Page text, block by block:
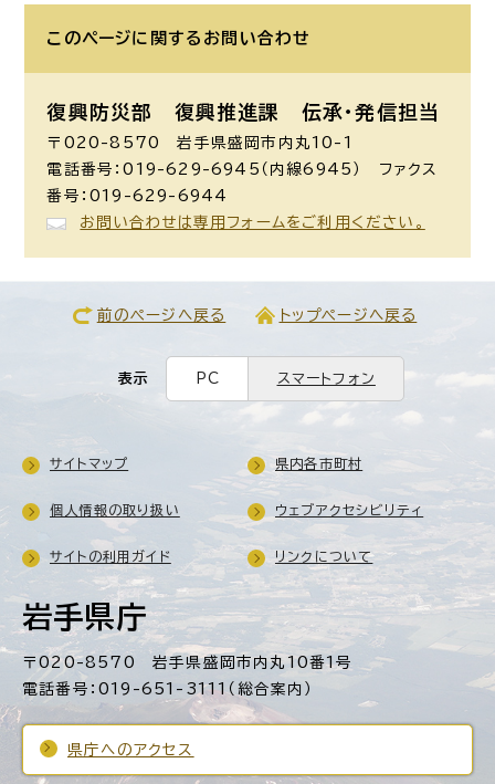
このページに関する お問い合わせ
復興防災部 復興推進課 伝承・発信担当
〒020-8570 岩手県盛岡市内丸10-1
電話番号：019-629-6945（内線6945） ファクス
番号：019-629-6944
お問い合わせは専用フォームをご利用ください。
前のページへ戻る トップページへ戻る
表示 PC スマートフォン
岩手県庁
〒020-8570 岩手県盛岡市内丸10番1号
電話番号：019-651-3111（総合案内）
県庁へのアクセス
サイトマップ 県内各市町村
個人情報の取り扱い ウェブアクセシビリティ
サイトの利用ガイド リンクについて